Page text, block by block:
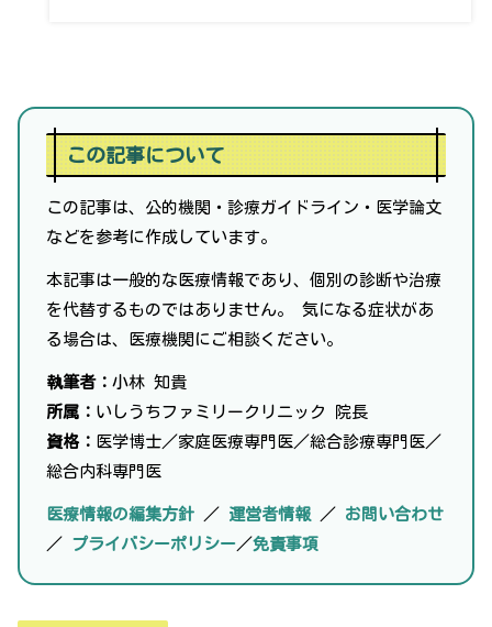
この記事について
この記事は、公的機関・診療ガイドライン・医学論文
などを参考に作成しています。
本記事は一般的な医療情報であり、個別の診断や治療
を代替するものではありません。 気になる症状があ
る場合は、医療機関にご相談ください。
執筆者： 小林 知貴
所属： いしうちファミリークリニック 院長
資格： 医学博士／家庭医療専門医／総合診療専門医／
総合内科専門医
医療情報の編集方針 ／ 運営者情報 ／ お問い合わせ
／ プライバシーポリシー／免責事項